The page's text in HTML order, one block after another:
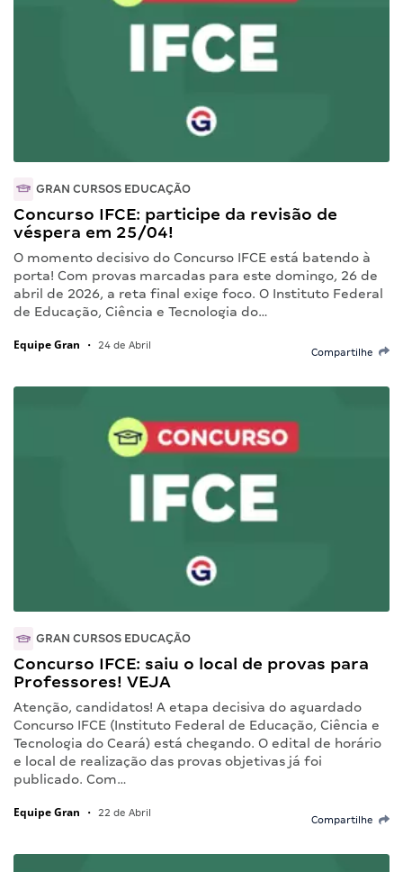
GRAN CURSOS EDUCAÇÃO
Concurso IFCE: participe da revisão de
véspera em 25/04!
O momento decisivo do Concurso IFCE está batendo à
porta! Com provas marcadas para este domingo, 26 de
abril de 2026, a reta final exige foco. O Instituto Federal
de Educação, Ciência e Tecnologia do…
Equipe Gran • 24 de Abril
Compartilhe
GRAN CURSOS EDUCAÇÃO
Concurso IFCE: saiu o local de provas para
Professores! VEJA
Atenção, candidatos! A etapa decisiva do aguardado
Concurso IFCE (Instituto Federal de Educação, Ciência e
Tecnologia do Ceará) está chegando. O edital de horário
e local de realização das provas objetivas já foi
publicado. Com…
Equipe Gran • 22 de Abril
Compartilhe